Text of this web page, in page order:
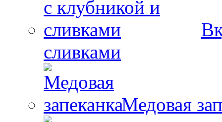
сливками
Медовая